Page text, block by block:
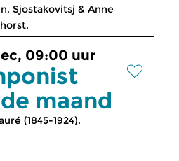
Sjostakovitsj & Anne
09:00 uur
maand
(1845-1924).